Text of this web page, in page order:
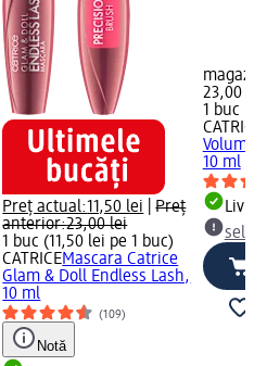
Preț actual:11,50 lei |Preț
anterior:23,00 lei
1 buc (11,50 lei pe 1 buc)
CATRICEMascara Catrice
Glam & Doll Endless Lash,
10 ml
(109)
Notă
23,00 lei
1 buc
CATRICE
Volume
10 ml